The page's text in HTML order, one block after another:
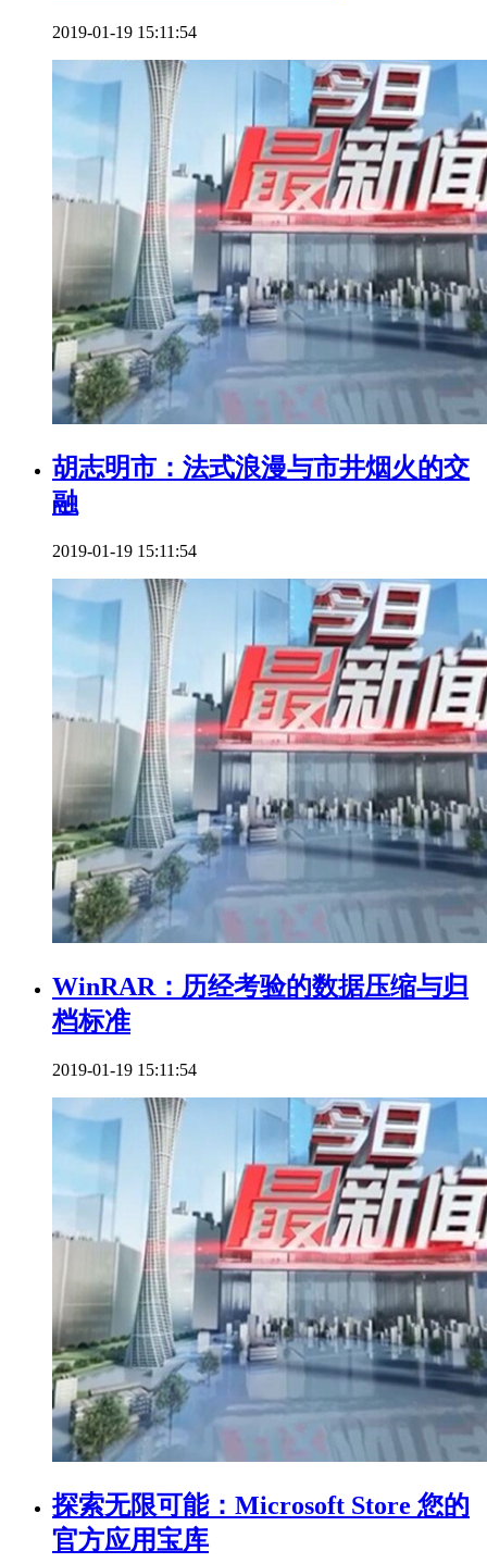
2019-01-19 15:11:54
胡志明市：法式浪漫与市井烟火的交
融
2019-01-19 15:11:54
WinRAR：历经考验的数据压缩与归
档标准
2019-01-19 15:11:54
探索无限可能：Microsoft Store 您的
官方应用宝库